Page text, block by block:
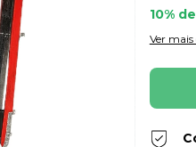
10%
Ver mais